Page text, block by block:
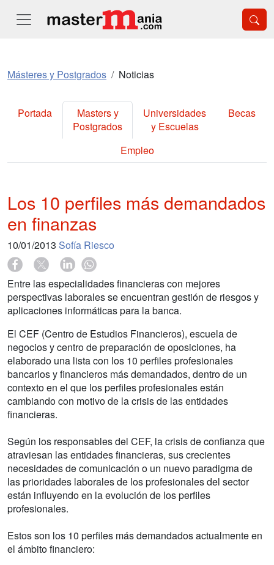
Másteres y Postgrados Noticias
Portada
Masters y
Postgrados
Universidades
y Escuelas
Becas
Empleo
Los 10 perfiles más demandados
en finanzas
10/01/2013 Sofía Riesco
Entre las especialidades financieras con mejores
perspectivas laborales se encuentran gestión de riesgos y
aplicaciones informáticas para la banca.
El CEF (Centro de Estudios Financieros), escuela de
negocios y centro de preparación de oposiciones, ha
elaborado una lista con los 10 perfiles profesionales
bancarios y financieros más demandados, dentro de un
contexto en el que los perfiles profesionales están
cambiando con motivo de la crisis de las entidades
financieras.
Según los responsables del CEF, la crisis de confianza que
atraviesan las entidades financieras, sus crecientes
necesidades de comunicación o un nuevo paradigma de
las prioridades laborales de los profesionales del sector
están influyendo en la evolución de los perfiles
profesionales.
Estos son los 10 perfiles más demandados actualmente en
el ámbito financiero: